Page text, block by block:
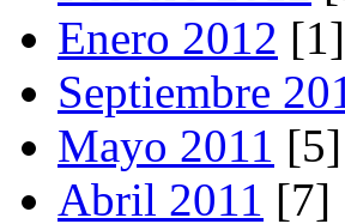
Enero 2012 [1]
Septiembre
Mayo 2011 [5]
Abril 2011 [7]